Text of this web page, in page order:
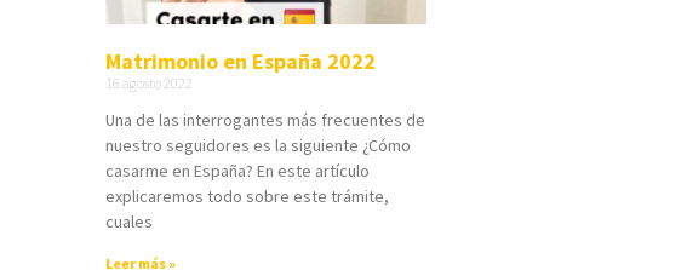
Matrimonio en España 2022
16 agosto 2022
Una de las interrogantes más frecuentes de
nuestro seguidores es la siguiente ¿Cómo
casarme en España? En este artículo
explicaremos todo sobre este trámite,
cuales
Leer más »